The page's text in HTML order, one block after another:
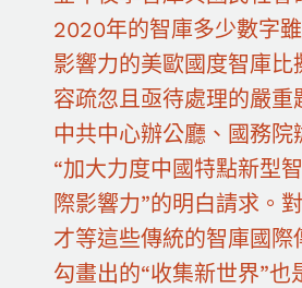
2020年的智庫多少數字
影響力的美歐國度智庫
容疏忽且亟待處理的嚴重
中共中心辦公廳、國務
“加大力度中國特點新型
際影響力”的明白請求。
才等這些傳統的智庫國
勾畫出的“收集新世界”